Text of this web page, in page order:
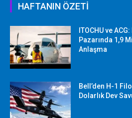
HAFTANIN ÖZETİ
ITOCHU ve
Pazarında 1,9
Anlaşma
Bell’den H-1
Dolarlık Dev